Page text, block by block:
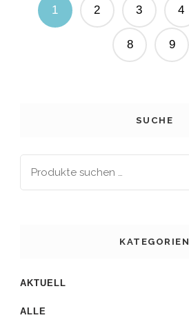
1 2 3 4
8 9
SUCHE
KATEGORIEN
AKTUELL
ALLE